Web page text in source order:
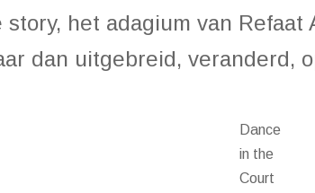
het adagium van
dan uitgebreid, veranderd,
Dance
in the
Court